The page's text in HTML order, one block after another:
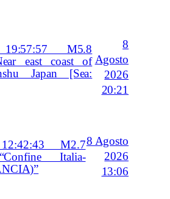
19:57:57 M5.8
east coast of
Japan [Sea:
8
Agosto
2026
20:21
M2.7
Italia-
8 Agosto
2026
13:06